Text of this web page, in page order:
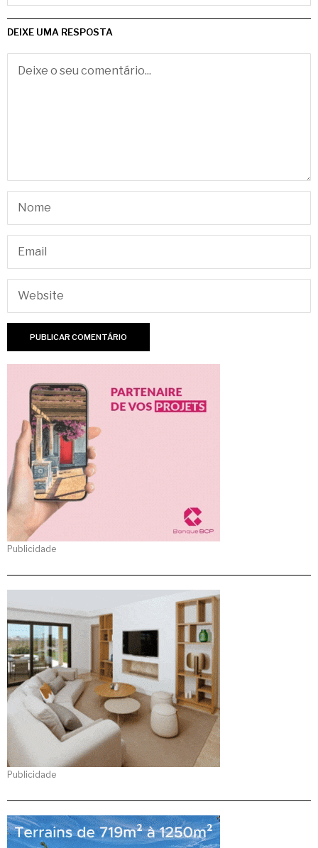
DEIXE UMA RESPOSTA
Publicidade
Publicidade